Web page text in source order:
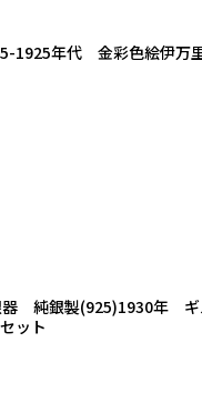
年代 金彩色絵伊万
器 純銀製(925)1930年
ット